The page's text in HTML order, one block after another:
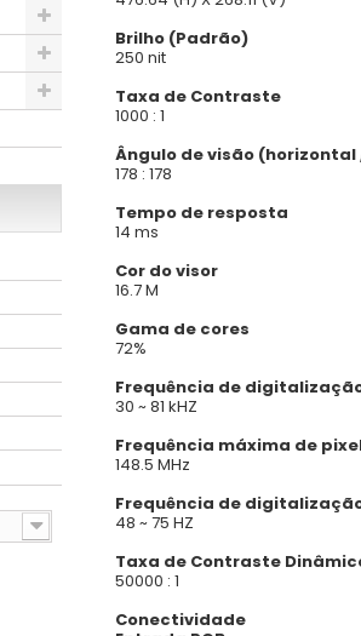
Brilho (Padrão)
250 nit
Taxa de Contraste
1000 : 1
Ângulo de visão
178 : 178
Tempo de resposta
14 ms
Cor do visor
16.7 M
Gama de cores
72%
Frequência de
30 ~ 81 kHZ
Frequência máxima de
148.5 MHz
Frequência de
48 ~ 75 HZ
Taxa de Contraste
50000 : 1
Conectividade